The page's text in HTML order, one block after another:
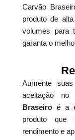
Carvão
produto de
volumes para
garanta o
Aumente
aceitação
Braseiroé a
produto que
rendimento e